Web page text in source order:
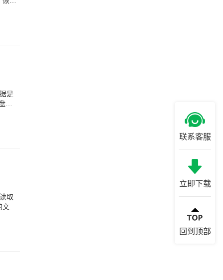
是
被
取
件
联系客服
立即下载
回到顶部